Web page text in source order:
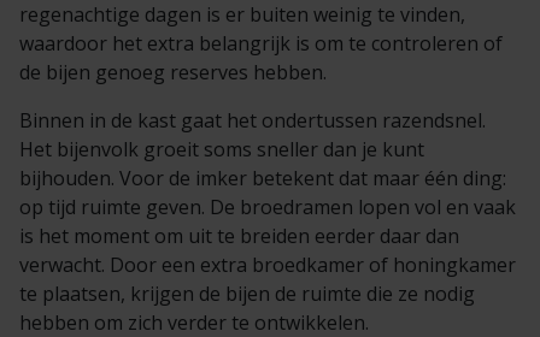
regenachtige dagen is er buiten weinig te vinden,
waardoor het extra belangrijk is om te controleren of
de bijen genoeg reserves hebben.
Binnen in de kast gaat het ondertussen razendsnel.
Het bijenvolk groeit soms sneller dan je kunt
bijhouden. Voor de imker betekent dat maar één ding:
op tijd ruimte geven. De broedramen lopen vol en vaak
is het moment om uit te breiden eerder daar dan
verwacht. Door een extra broedkamer of honingkamer
te plaatsen, krijgen de bijen de ruimte die ze nodig
hebben om zich verder te ontwikkelen.